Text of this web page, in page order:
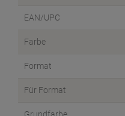
EAN/UPC
Farbe
Format
Für Format